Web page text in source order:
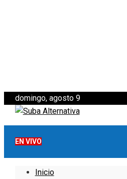
domingo, agosto 9
EN VIVO
Inicio